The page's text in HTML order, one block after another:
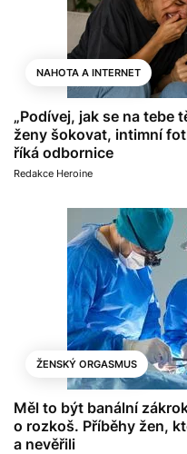
NAHOTA A INTERNET
„Podívej, jak se na tebe
ženy šokovat, intimní
říká odbornice
Redakce Heroine
ŽENSKÝ ORGASMUS
Měl to být banální
o rozkoš. Příběhy žen,
a nevěřili